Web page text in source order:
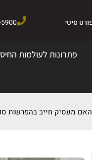
פתרונות לעולמות
האם מעסיק חייב בהפרשות